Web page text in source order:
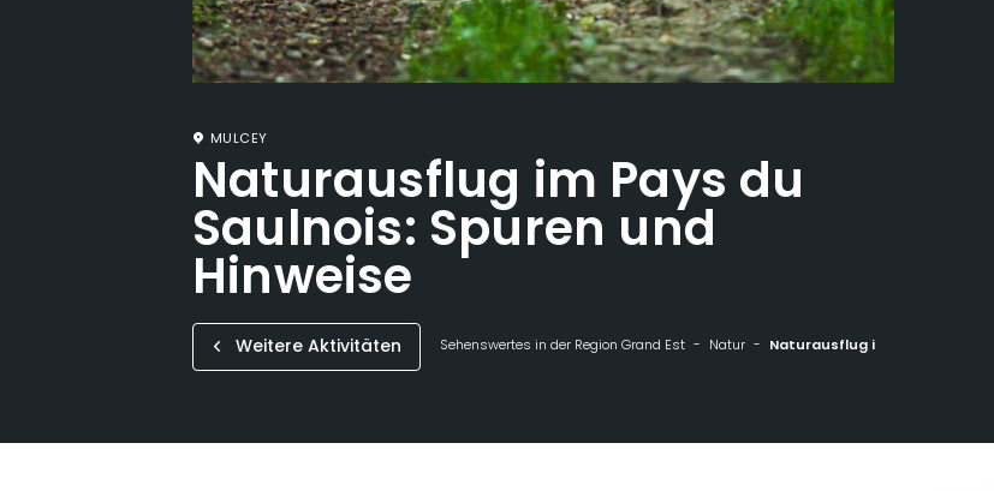
MULCEY
Naturausflug im Pays du
Saulnois: Spuren und
Hinweise
Weitere Aktivitäten Sehenswertes in der Region Grand Est Natur Naturausflug im Pays du Saulnois: Spuren und Hinweise